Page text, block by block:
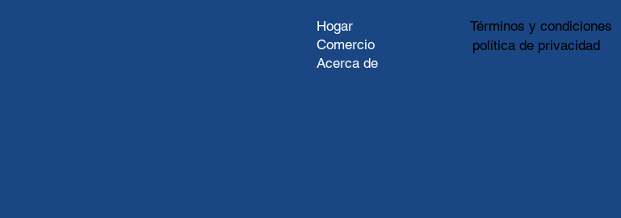
Hogar
Comercio
Acerca de
Términos y condiciones
política de privacidad